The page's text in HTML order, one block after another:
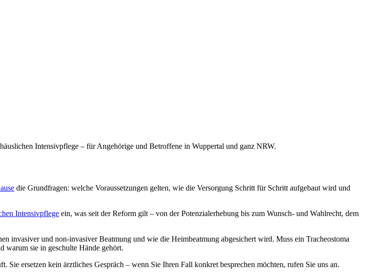
Intensivpflege – für Angehörige und Betroffene in Wuppertal und ganz NRW.
die Grundfragen: welche Voraussetzungen gelten, wie die Versorgung Schritt für Schritt aufgebaut wird und
Intensivpflege ein, was seit der Reform gilt – von der Potenzialerhebung bis zum Wunsch- und Wahlrecht, dem
invasiver und non-invasiver Beatmung und wie die Heimbeatmung abgesichert wird. Muss ein Tracheostoma
warum sie in geschulte Hände gehört.
ersetzen kein ärztliches Gespräch – wenn Sie Ihren Fall konkret besprechen möchten, rufen Sie uns an.